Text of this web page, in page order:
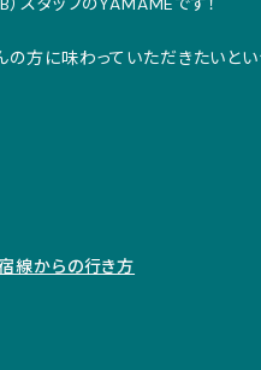
の方に味わっていただきたいと
線からの行き方